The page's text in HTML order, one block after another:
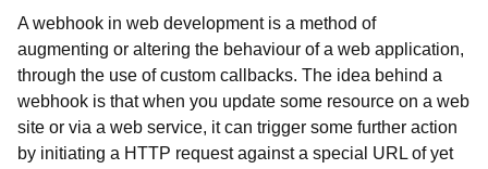
A webhook in web development is a method of
augmenting or altering the behaviour of a web application,
through the use of custom callbacks. The idea behind a
webhook is that when you update some resource on a web
site or via a web service, it can trigger some further action
by initiating a HTTP request against a special URL of yet